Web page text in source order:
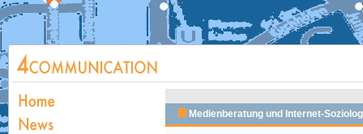
Medienberatung und Internet-